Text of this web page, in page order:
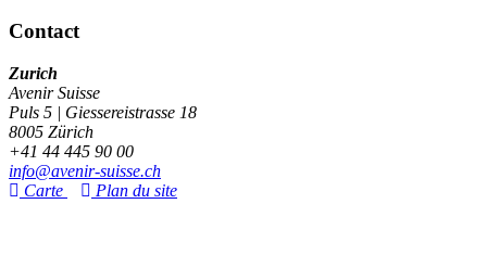
Contact
Zurich
Avenir Suisse
Puls 5 | Giessereistrasse 18
8005 Zürich
+41 44 445 90 00
info@avenir-suisse.ch
Carte
Plan du site